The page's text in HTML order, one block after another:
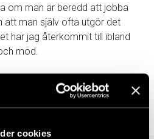
cookies
om man är beredd att jobba
att man själv ofta utgör det
har jag återkommit till ibland
mod.